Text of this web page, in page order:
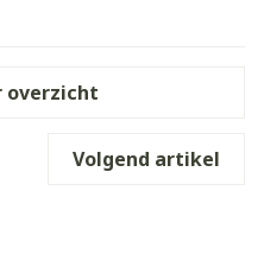
overzicht
Volgend artikel